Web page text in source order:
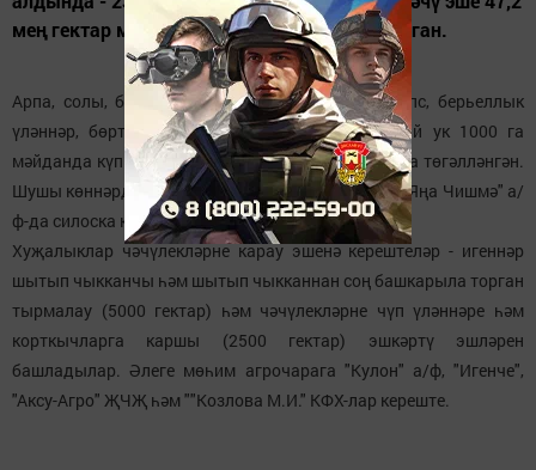
мең гектар мәйданның 95%ында башкарылган.
Арпа, солы, борчак, вика , шикәр чөгендере, рапс, берьеллык
үләннәр, бөртеккә кукуруз һәм көнбагыш, шулай ук 1000 га
мәйданда күпьеллык үләннәр чәчү эше тулысынча төгәлләнгән.
Шушы көннәрдә "Кулон" а/ф-да сабан бодае һәм "Яңа Чишмә" а/
ф-да силоска кукуруз чәчүне төгәллиләр.
Хуҗалыклар чәчүлекләрне карау эшенә керештеләр - игеннәр
шытып чыкканчы һәм шытып чыкканнан соң башкарыла торган
тырмалау (5000 гектар) һәм чәчүлекләрне чүп үләннәре һәм
корткычларга каршы (2500 гектар) эшкәртү эшләрен
башладылар. Әлеге мөһим агрочарага "Кулон" а/ф, "Игенче",
"Аксу-Агро" ҖЧҖ һәм ""Козлова М.И." КФХ-лар кереште.